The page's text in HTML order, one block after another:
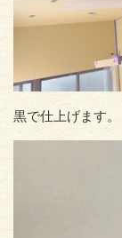
黒で仕上げます。